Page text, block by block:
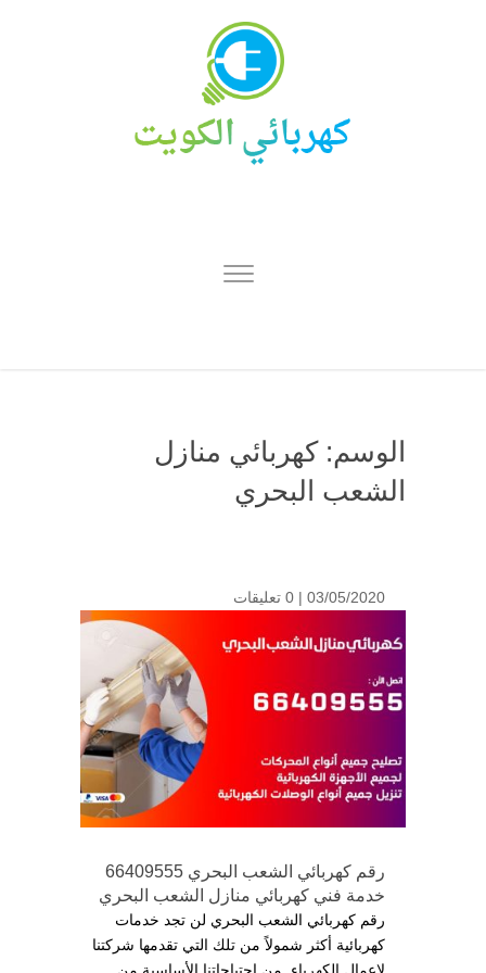
الوسم:كهربائي منازل
الشعب البحري
03/05/2020 | 0 تعليقات
رقم كهربائي الشعب البحري 66409555
خدمة فني كهربائي منازل الشعب البحري
رقم كهربائي الشعب البحري لن تجد خدمات
كهربائية أكثر شمولاً من تلك التي تقدمها شركتنا